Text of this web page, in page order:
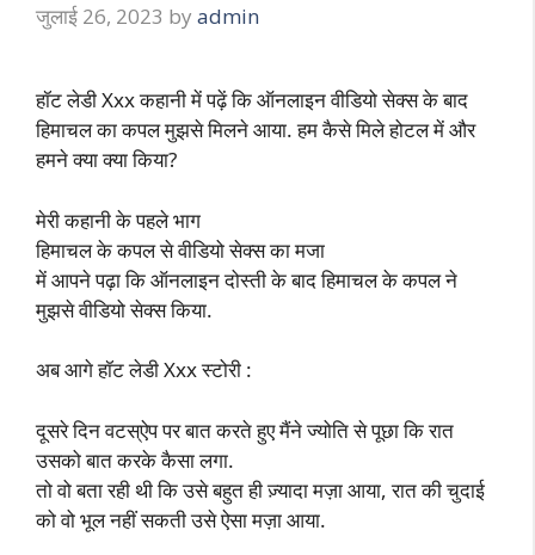
जुलाई 26, 2023 by admin
हॉट लेडी Xxx कहानी में पढ़ें कि ऑनलाइन वीडियो सेक्स के बाद
हिमाचल का कपल मुझसे मिलने आया. हम कैसे मिले होटल में और
हमने क्या क्या किया?
मेरी कहानी के पहले भाग
हिमाचल के कपल से वीडियो सेक्स का मजा
में आपने पढ़ा कि ऑनलाइन दोस्ती के बाद हिमाचल के कपल ने
मुझसे वीडियो सेक्स किया.
अब आगे हॉट लेडी Xxx स्टोरी :
दूसरे दिन वटस्ऐप पर बात करते हुए मैंने ज्योति से पूछा कि रात
उसको बात करके कैसा लगा.
तो वो बता रही थी कि उसे बहुत ही ज़्यादा मज़ा आया, रात की चुदाई
को वो भूल नहीं सकती उसे ऐसा मज़ा आया.